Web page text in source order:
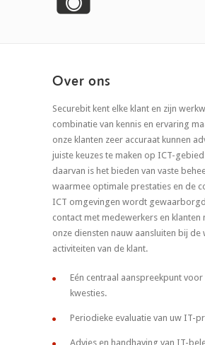
Over ons
Securebit kent elke klant en zijn
combinatie van kennis en ervaring
onze klanten zeer accuraat kunnen
juiste keuzes te maken op ICT-
daarvan is het bieden van vaste
waarmee optimale prestaties en de
ICT omgevingen wordt
contact met medewerkers en klanten
onze diensten nauw aansluiten bij de
activiteiten van de klant.
Eén centraal aanspreekpunt voor
kwesties.
Periodieke evaluatie van uw IT-
Advies en handhaving van IT-